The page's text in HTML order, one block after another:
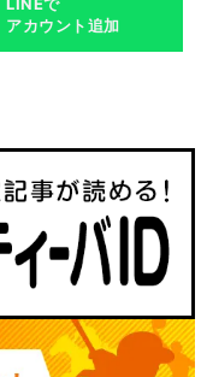
アカウント追加